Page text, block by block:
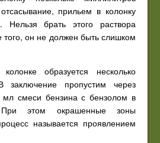
прильем в колонку
Нельзя брать этого раствора
он не должен быть слишком
образуется несколько
заключение пропустим через
смеси бензина с бензолом в
этом окрашенные зоны
называется проявлением